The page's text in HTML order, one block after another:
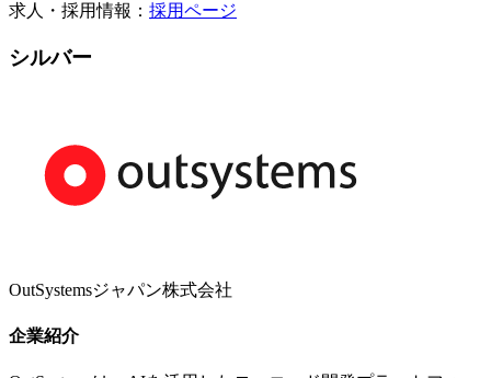
求人・採用情報： 採用ページ
シルバー
OutSystemsジャパン株式会社
企業紹介